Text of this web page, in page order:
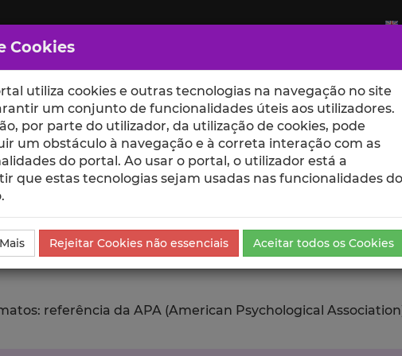
ESCOLAS UNIDADES
Exportar
referência da APA (American Psychological
Cookies
utiliza cookies e outras tecnologias na navegação no site
um conjunto de funcionalidades úteis aos utilizadores.
por parte do utilizador, da utilização de cookies, pode
um obstáculo à navegação e à correta interação com as
do portal. Ao usar o portal, o utilizador está a
que estas tecnologias sejam usadas nas funcionalidades do
Rejeitar Cookies não essenciais Aceitar todos os Cookies